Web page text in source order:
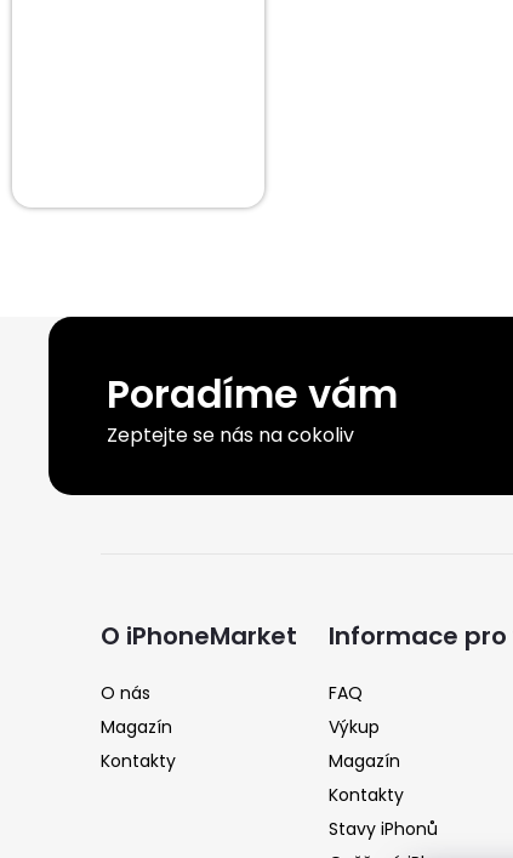
Poradíme vám
Zeptejte se nás na cokoliv
O iPhoneMarket
O nás
Magazín
Kontakty
Informace pro
FAQ
Výkup
Magazín
Kontakty
Stavy iPhonů